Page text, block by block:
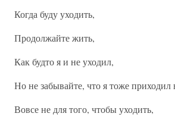
Когда буду уходить,
Продолжайте жить,
Как будто я и не уходил,
Но не забывайте, что я тоже приходил
Вовсе не для того, чтобы уходить,